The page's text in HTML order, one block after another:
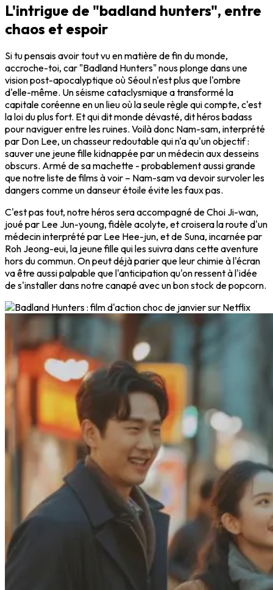
L'intrigue de "badland hunters", entre
chaos et espoir
Si tu pensais avoir tout vu en matière de fin du monde,
accroche-toi, car "Badland Hunters" nous plonge dans une
vision post-apocalyptique où Séoul n'est plus que l'ombre
d'elle-même. Un séisme cataclysmique a transformé la
capitale coréenne en un lieu où la seule règle qui compte, c'est
la loi du plus fort. Et qui dit monde dévasté, dit héros badass
pour naviguer entre les ruines. Voilà donc Nam-sam, interprété
par Don Lee, un chasseur redoutable qui n'a qu'un objectif :
sauver une jeune fille kidnappée par un médecin aux desseins
obscurs. Armé de sa machette - probablement aussi grande
que notre liste de films à voir – Nam-sam va devoir survoler les
dangers comme un danseur étoile évite les faux pas.
C'est pas tout, notre héros sera accompagné de Choi Ji-wan,
joué par Lee Jun-young, fidèle acolyte, et croisera la route d'un
médecin interprété par Lee Hee-jun, et de Suna, incarnée par
Roh Jeong-eui, la jeune fille qui les suivra dans cette aventure
hors du commun. On peut déjà parier que leur chimie à l'écran
va être aussi palpable que l'anticipation qu'on ressent à l'idée
de s'installer dans notre canapé avec un bon stock de popcorn.